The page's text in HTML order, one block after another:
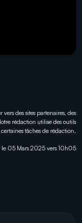
des sites partenaires, des
rédaction utilise des outils
certaines tâches de rédaction.
le 05 Mars 2025 vers 10h05